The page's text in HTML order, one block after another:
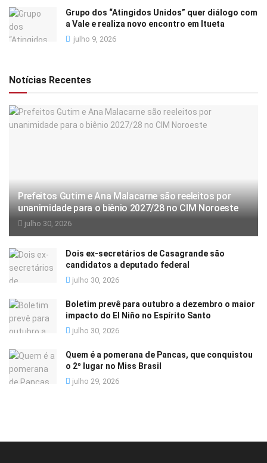
Grupo dos “Atingidos Unidos” quer diálogo com
a Vale e realiza novo encontro em Itueta
julho 9, 2026
Notícias Recentes
Prefeitos Gutim e Ana Malacarne são reeleitos por
unanimidade para o biênio 2027/28 no CIM Noroeste
julho 30, 2026
Dois ex-secretários de Casagrande são
candidatos a deputado federal
julho 30, 2026
Boletim prevê para outubro a dezembro o maior
impacto do El Niño no Espírito Santo
julho 30, 2026
Quem é a pomerana de Pancas, que conquistou
o 2º lugar no Miss Brasil
julho 29, 2026